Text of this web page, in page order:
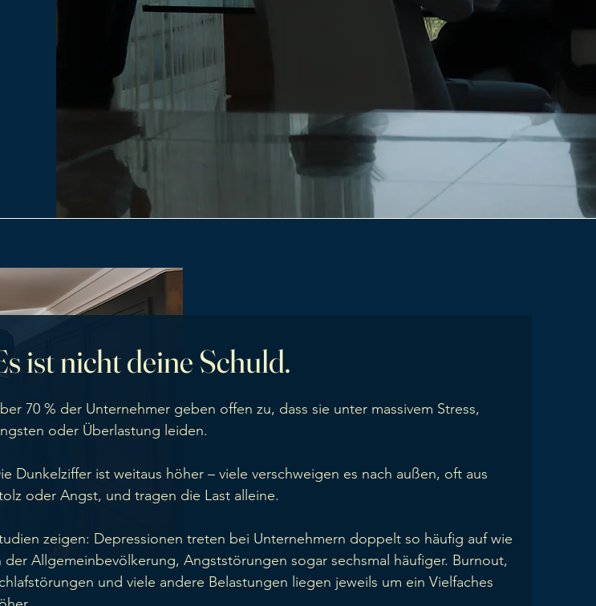
ist nicht deine Schuld.
70 % der Unternehmer geben offen zu, dass sie unter massivem Stress,
oder Überlastung leiden.
Dunkelziffer ist weitaus höher – viele verschweigen es nach außen, oft aus
oder Angst, und tragen die Last alleine.
zeigen: Depressionen treten bei Unternehmern doppelt so häufig auf wie
der Allgemeinbevölkerung, Angststörungen sogar sechsmal häufiger. Burnout,
und viele andere Belastungen liegen jeweils um ein Vielfaches